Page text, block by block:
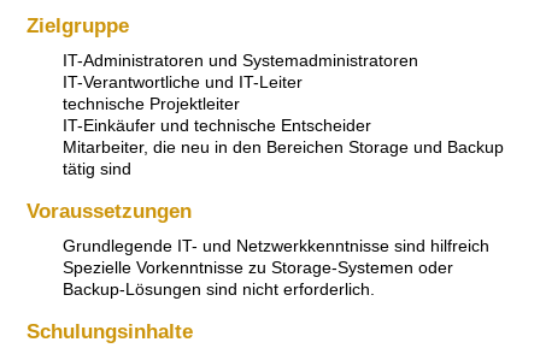
Zielgruppe
IT-Administratoren und Systemadministratoren
IT-Verantwortliche und IT-Leiter
technische Projektleiter
IT-Einkäufer und technische Entscheider
Mitarbeiter, die neu in den Bereichen Storage und Backup
tätig sind
Voraussetzungen
Grundlegende IT- und Netzwerkkenntnisse sind hilfreich
Spezielle Vorkenntnisse zu Storage-Systemen oder
Backup-Lösungen sind nicht erforderlich.
Schulungsinhalte